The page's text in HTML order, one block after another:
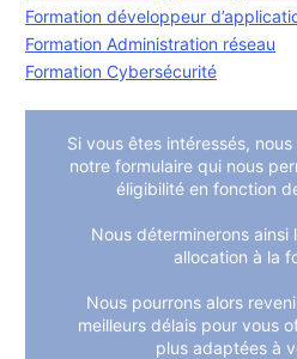
Formation développeur
Formation Administration réseau
Formation Cybersécurité
Si vous êtes intéressés,
notre formulaire qui nous
éligibilité en fonction
Nous déterminerons
allocation à la
Nous pourrons alors
meilleurs délais pour vous
plus adaptées à